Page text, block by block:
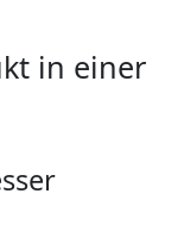
in einer